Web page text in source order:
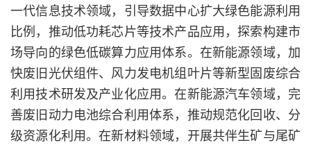
一代信息技术领域，引导数据中心扩大绿色能源利用
比例，推动低功耗芯片等技术产品应用，探索构建市
场导向的绿色低碳算力应用体系。在新能源领域，加
快废旧光伏组件、风力发电机组叶片等新型固废综合
利用技术研发及产业化应用。在新能源汽车领域，完
善废旧动力电池综合利用体系，推动规范化回收、分
级资源化利用。在新材料领域，开展共伴生矿与尾矿